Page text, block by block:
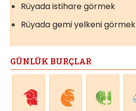
Rüyada istihare görmek
Rüyada gemi yelkeni görmek
GÜNLÜK BURÇLAR